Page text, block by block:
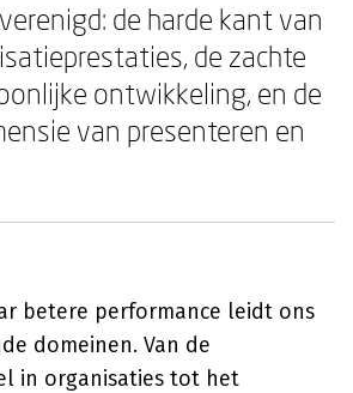
de harde kant van
de zachte
ontwikkeling, en de
van presenteren en
betere performance leidt ons
domeinen. Van de
in organisaties tot het